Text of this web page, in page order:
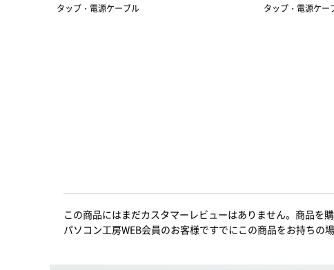
タップ・電源ケーブル
タップ・電源ケー
この商品にはまだカスタマーレビューはありません。商品を
パソコン工房WEB会員のお客様ですでにこの商品をお持ちの